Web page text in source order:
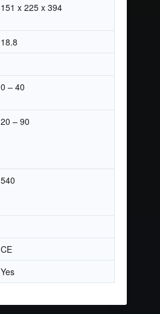
151 x 225 x 394
18.8
0 – 40
20 – 90
540
CE
Yes